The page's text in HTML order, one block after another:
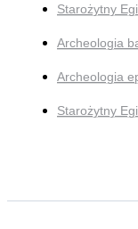
Starożytny
Archeologia
Archeologia
Starożytny